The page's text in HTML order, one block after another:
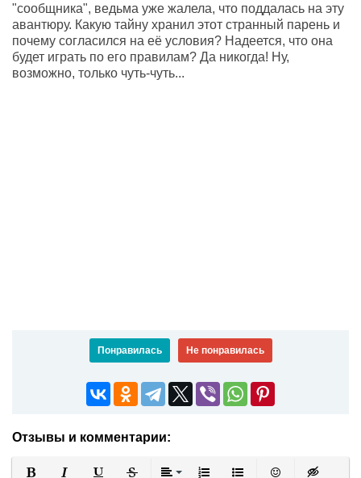
"сообщника", ведьма уже жалела, что поддалась на эту
авантюру. Какую тайну хранил этот странный парень и
почему согласился на её условия? Надеется, что она
будет играть по его правилам? Да никогда! Ну,
возможно, только чуть-чуть...
Понравилась Не понравилась
Отзывы и комментарии: